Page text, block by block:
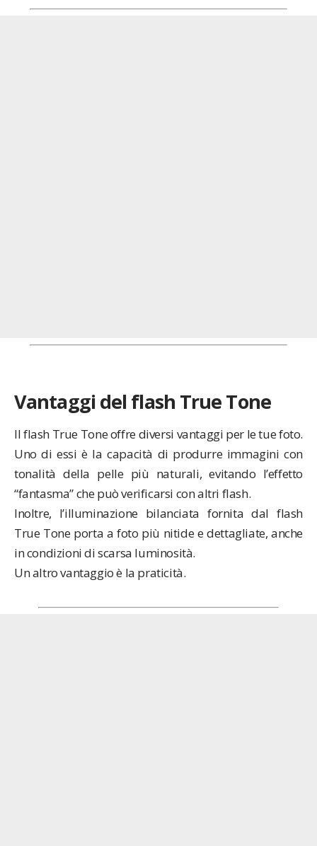
Vantaggi del flash True Tone
Il flash True Tone offre diversi vantaggi per le tue foto.
Uno di essi è la capacità di produrre immagini con
tonalità della pelle più naturali, evitando l’effetto
“fantasma” che può verificarsi con altri flash.
Inoltre, l’illuminazione bilanciata fornita dal flash
True Tone porta a foto più nitide e dettagliate, anche
in condizioni di scarsa luminosità.
Un altro vantaggio è la praticità.